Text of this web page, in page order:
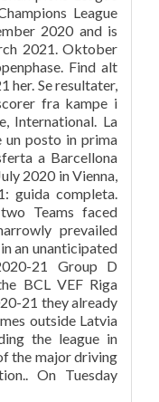
League
2020 and is
2021. Oktober
Find alt
her. Se resultater,
fra kampe i
International. La
un posto in prima
a Barcellona
2020 in Vienna,
guida completa.
Teams faced
prevailed
an unanticipated
21 Group D
BCL VEF Riga
21 they already
outside Latvia
the league in
the major driving
On Tuesday